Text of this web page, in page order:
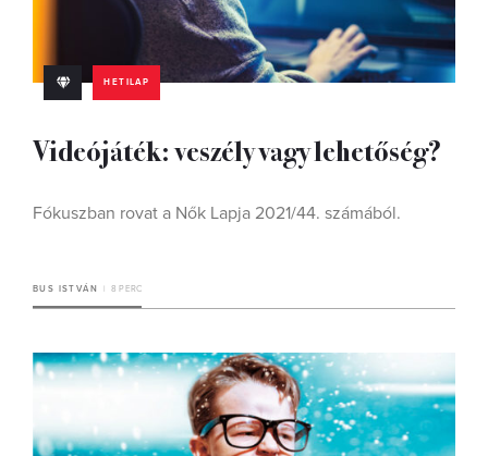
HETILAP
Videójáték: veszély vagy lehetőség?
Fókuszban rovat a Nők Lapja 2021/44. számából.
BUS ISTVÁN 8 PERC